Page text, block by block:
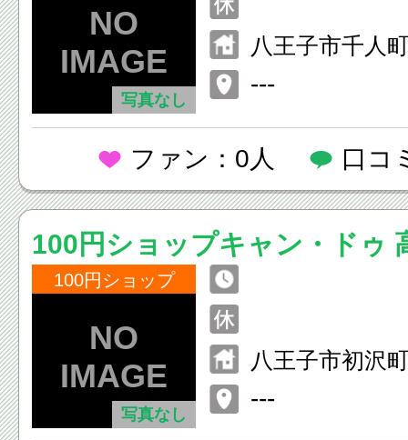
写真なし
八王子市千人
---
ファン：0人 口コ
100円ショップキャン・ドゥ
100円ショップ
写真なし
八王子市初沢
---